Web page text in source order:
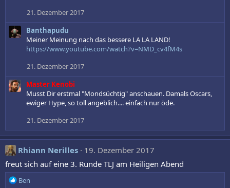
e
n
21. Dezember 2017
Banthapudu
Meiner Meinung nach das bessere LA LA LAND!
https://www.youtube.com/watch?v=NMD_cv4fM4s
21. Dezember 2017
Master Kenobi
Musst Dir erstmal "Mondsüchtig" anschauen. Damals Oscars,
ewiger Hype, so toll angeblich.... einfach nur öde.
21. Dezember 2017
Rhiann Nerilles
19. Dezember 2017
freut sich auf eine 3. Runde TLJ am Heiligen Abend
R
Ben